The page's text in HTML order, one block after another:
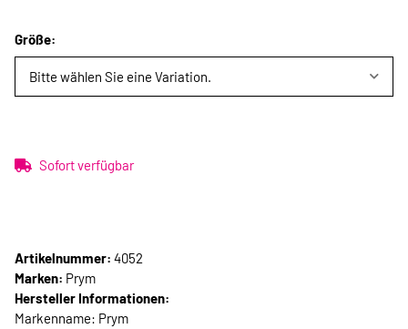
Größe:
Bitte wählen Sie eine Variation.
Sofort verfügbar
Artikelnummer: 4052
Marken: Prym
Hersteller Informationen:
Markenname: Prym